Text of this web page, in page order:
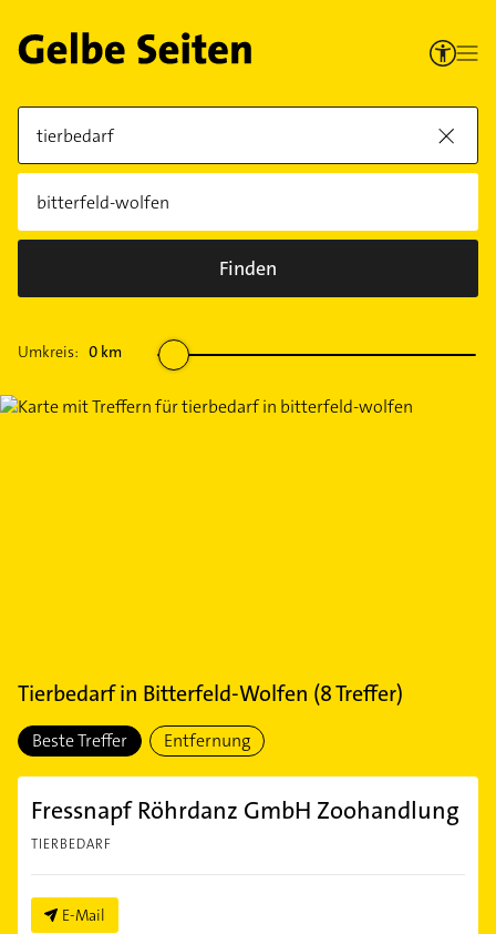
Finden
Umkreis: 0 km
Tierbedarfin Bitterfeld-Wolfen (8Treffer)
Beste Treffer Entfernung
Fressnapf Röhrdanz GmbH Zoohandlung
TIERBEDARF
E-Mail